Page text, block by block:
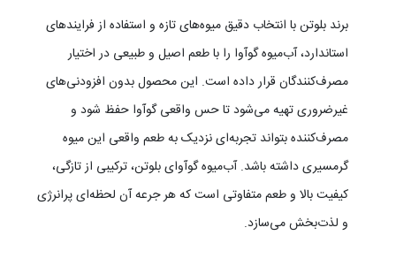
برند بلوتن با انتخاب دقیق میوه‌های تازه و استفاده از فرایندهای
استاندارد، آب‌میوه گوآوا را با طعم اصیل و طبیعی در اختیار
مصرف‌کنندگان قرار داده است. این محصول بدون افزودنی‌های
غیرضروری تهیه می‌شود تا حس واقعی گوآوا حفظ شود و
مصرف‌کننده بتواند تجربه‌ای نزدیک به طعم واقعی این میوه
گرمسیری داشته باشد. آب‌میوه گوآوای بلوتن، ترکیبی از تازگی،
کیفیت بالا و طعم متفاوتی است که هر جرعه آن لحظه‌ای پرانرژی
و لذت‌بخش می‌سازد.